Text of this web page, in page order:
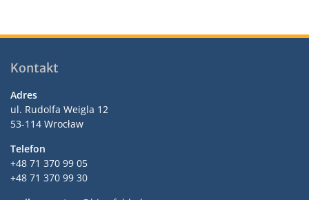
Kontakt
Adres
ul. Rudolfa Weigla 12
53-114 Wrocław
Telefon
+48 71 370 99 05
+48 71 370 99 30